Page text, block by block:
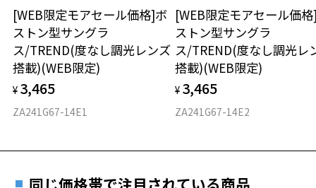
＜商品に関する注意事項＞
※フロントアタッチメントは｢カラーレンズ｣になりますので、本体の
レンズは｢透明レンズ｣がおすすめです。
※フロントアタッチメントのレンズを交換することはできません。
仕上がり寸法
D 仕上がりの横幅：約143mm
E 仕上がりの縦幅：約37mm
※メガネ：デモレンズを外した重さ
安心2 視力測定無料
視力の変化を早めに発見するために、定期的な視
力測定をおすすめいたします。
安心3 かかり具合調整無料
オンラインストアでフレームのみ購入して、
実店舗で度付きにできます
ご購入時に「レンズ交換券」をお選びいただくと、実店舗で
度数を測定のうえ、度付きレンズ（標準セットレンズ）へ無
料交換いただけます。
詳しくはこちら
その際は記入用紙をダウンロードしてお使いください。
[WEB限定モアセール価格]ボ
ストン型サングラ
ス/TREND(度なし調光レンズ
搭載)(WEB限定)
¥ 3,465
ZA241G67-14E1
[WEB限定モアセール価
ストン型サングラ
ス/TREND(度なし調光レ
搭載)(WEB限定)
¥ 3,465
ZA241G67-14E2